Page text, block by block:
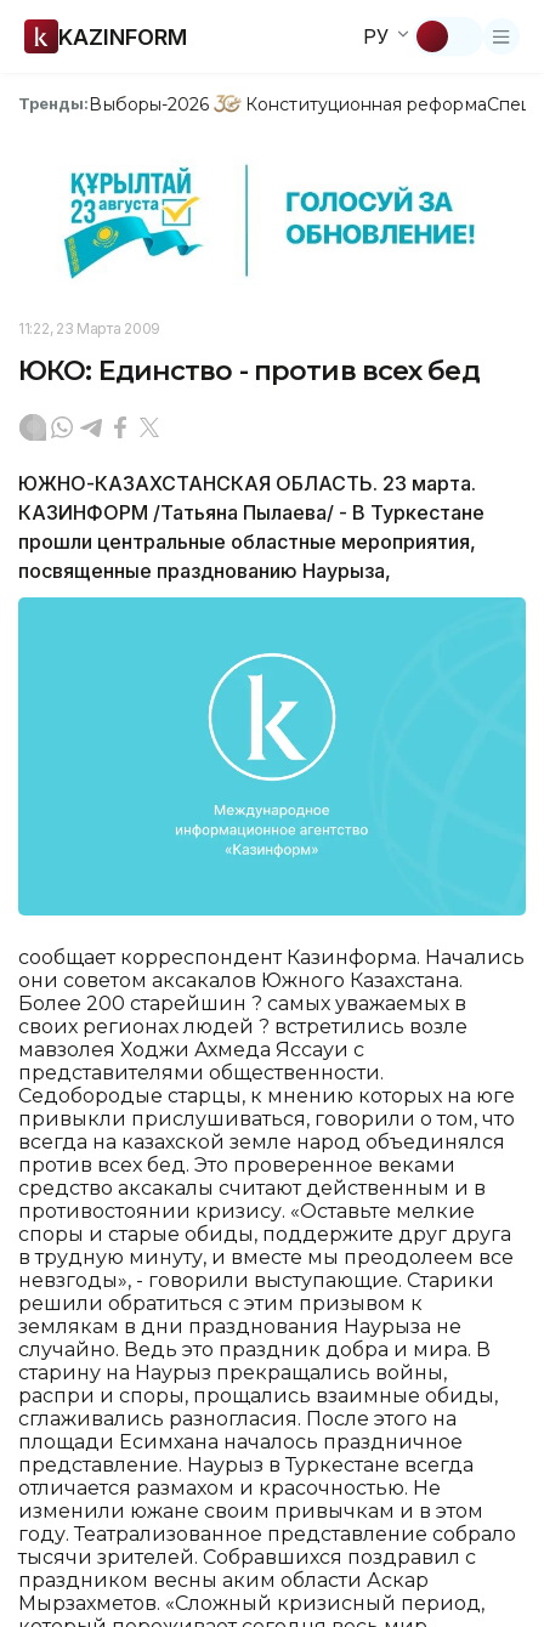
KAZINFORM РУ
Тренды:Выборы-2026 Конституционная реформа
11:22, 23 Марта 2009
ЮКО: Единство - против всех бед
ЮЖНО-КАЗАХСТАНСКАЯ ОБЛАСТЬ. 23 марта.
КАЗИНФОРМ /Татьяна Пылаева/ - В Туркестане
прошли центральные областные мероприятия,
посвященные празднованию Наурыза,
сообщает корреспондент Казинформа. Начались
они советом аксакалов Южного Казахстана.
Более 200 старейшин ? самых уважаемых в
своих регионах людей ? встретились возле
мавзолея Ходжи Ахмеда Яссауи с
представителями общественности.
Седобородые старцы, к мнению которых на юге
привыкли прислушиваться, говорили о том, что
всегда на казахской земле народ объединялся
против всех бед. Это проверенное веками
средство аксакалы считают действенным и в
противостоянии кризису. «Оставьте мелкие
споры и старые обиды, поддержите друг друга
в трудную минуту, и вместе мы преодолеем все
невзгоды», - говорили выступающие. Старики
решили обратиться с этим призывом к
землякам в дни празднования Наурыза не
случайно. Ведь это праздник добра и мира. В
старину на Наурыз прекращались войны,
распри и споры, прощались взаимные обиды,
сглаживались разногласия. После этого на
площади Есимхана началось праздничное
представление. Наурыз в Туркестане всегда
отличается размахом и красочностью. Не
изменили южане своим привычкам и в этом
году. Театрализованное представление собрало
тысячи зрителей. Собравшихся поздравил с
праздником весны аким области Аскар
Мырзахметов. «Сложный кризисный период,